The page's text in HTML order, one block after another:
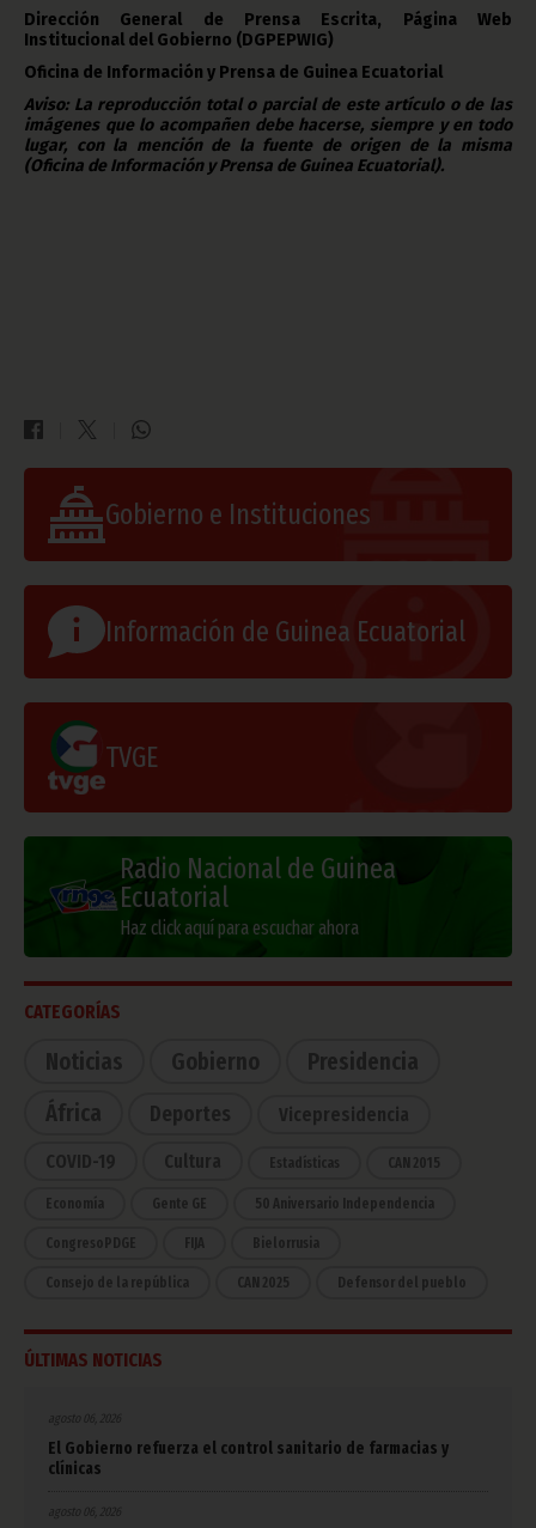
Dirección General de Prensa Escrita, Página Web
Institucional del Gobierno (DGPEPWIG)
Oficina de Información y Prensa de Guinea Ecuatorial
Aviso: La reproducción total o parcial de este artículo o de las
imágenes que lo acompañen debe hacerse, siempre y en todo
lugar, con la mención de la fuente de origen de la misma
(Oficina de Información y Prensa de Guinea Ecuatorial).
Gobierno e Instituciones
Información de Guinea Ecuatorial
TVGE
Radio Nacional de Guinea
Ecuatorial
Haz click aquí para escuchar ahora
CATEGORÍAS
Noticias Gobierno
Presidencia
África
Deportes Vicepresidencia
COVID-19 Cultura Estadísticas CAN 2015
Economía Gente GE 50 Aniversario Independencia
CongresoPDGE FIJA Bielorrusia
Consejo de la república CAN 2025 Defensor del pueblo
ÚLTIMAS NOTICIAS
agosto 06, 2026
El Gobierno refuerza el control sanitario de farmacias y
clínicas
agosto 06, 2026